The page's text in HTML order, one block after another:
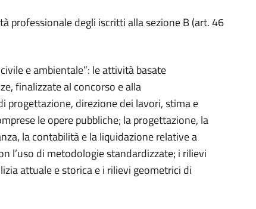
professionale degli iscritti alla sezione B (art. 46
e ambientale”: le attività basate
finalizzate al concorso e alla
progettazione, direzione dei lavori, stima e
le opere pubbliche; la progettazione, la
la contabilità e la liquidazione relative a
l’uso di metodologie standardizzate; i rilievi
attuale e storica e i rilievi geometrici di